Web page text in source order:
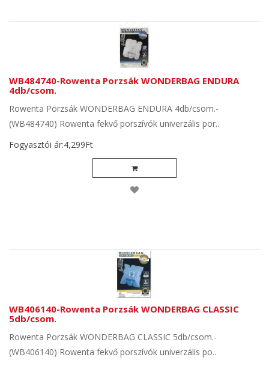
WB484740-Rowenta Porzsák WONDERBAG ENDURA
4db/csom.
Rowenta Porzsák WONDERBAG ENDURA 4db/csom.-
(WB484740) Rowenta fekvő porszívók univerzális por..
Fogyasztói ár:4,299Ft
WB406140-Rowenta Porzsák WONDERBAG CLASSIC
5db/csom.
Rowenta Porzsák WONDERBAG CLASSIC 5db/csom.-
(WB406140) Rowenta fekvő porszívók univerzális po..